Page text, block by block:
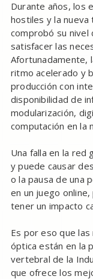
Durante años, los
hostiles y la
comprobó su nivel
satisfacer las
Afortunadamente,
ritmo acelerado y
producción con
disponibilidad de
modularización,
computación en la
Una falla en la red
y puede causar
o la pausa de una
en un juego
tener un impacto
Es por eso que
óptica están en la
vertebral de la
que ofrece los